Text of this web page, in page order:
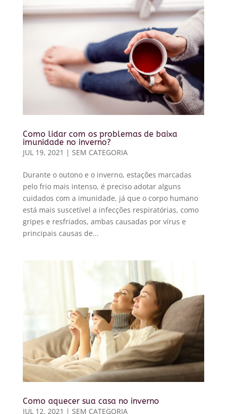
Como lidar com os problemas de baixa
imunidade no inverno?
JUL 19, 2021 | SEM CATEGORIA
Durante o outono e o inverno, estações marcadas
pelo frio mais intenso, é preciso adotar alguns
cuidados com a imunidade, já que o corpo humano
está mais suscetível a infecções respiratórias, como
gripes e resfriados, ambas causadas por vírus e
principais causas de...
Como aquecer sua casa no inverno
JUL 12, 2021 | SEM CATEGORIA